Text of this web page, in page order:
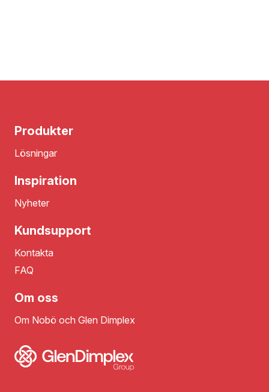
Produkter
Lösningar
Inspiration
Nyheter
Kundsupport
Kontakta
FAQ
Om oss
Om Nobö och Glen Dimplex